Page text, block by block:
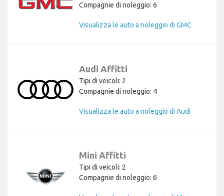
Compagnie di noleggio: 6
Visualizza le auto a noleggio di GMC
Audi Affitti
Tipi di veicoli: 2
Compagnie di noleggio: 4
Visualizza le auto a noleggio di Audi
Mini Affitti
Tipi di veicoli: 2
Compagnie di noleggio: 6